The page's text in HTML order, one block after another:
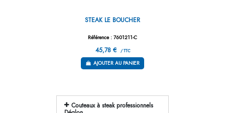
STEAK LE BOUCHER
Référence : 7601211-C
45,78 € / TTC
AJOUTER AU PANIER
Couteaux à steak professionnels